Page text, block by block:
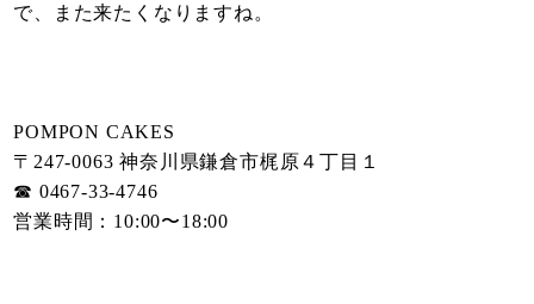
で、また来たくなりますね。
POMPON CAKES
〒247-0063 神奈川県鎌倉市梶原４丁目１
☎︎ 0467-33-4746
営業時間：10:00〜18:00